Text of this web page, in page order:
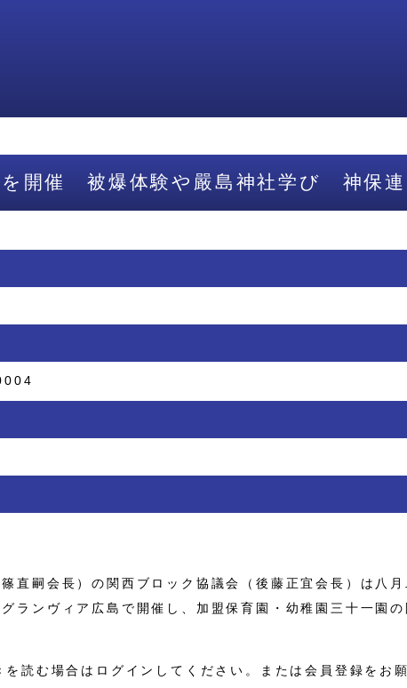
を開催 被爆体験や嚴島神社学び 神保連
直嗣会長）の関西ブロック協議会（後藤正宜会長）は八
ランヴィア広島で開催し、加盟保育園・幼稚園三十一園
を読む場合はログインしてください。または会員登録をお